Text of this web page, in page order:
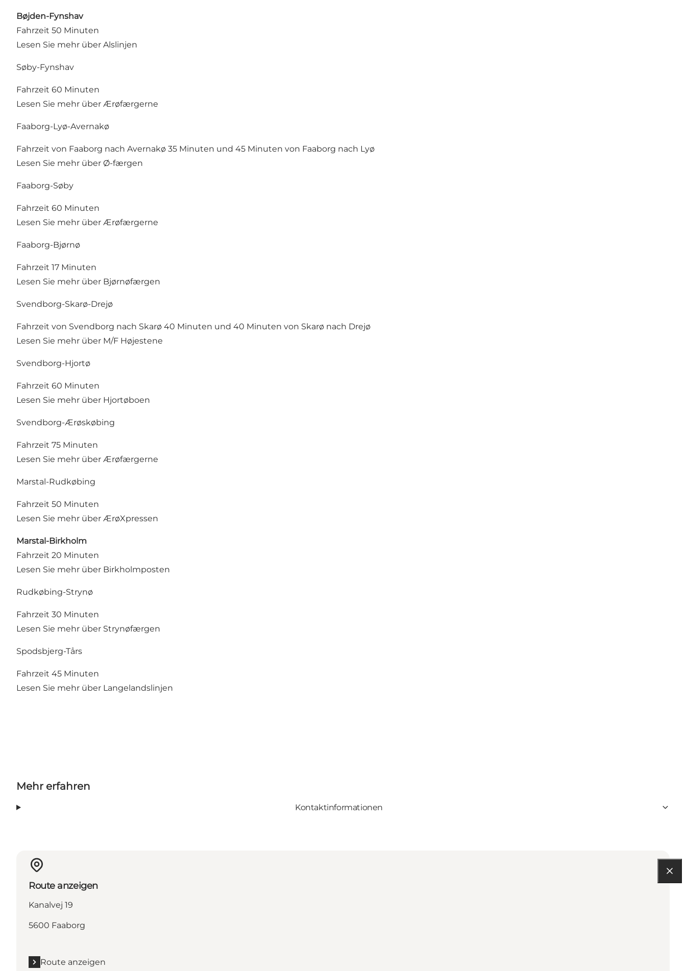
Bøjden-Fynshav
Fahrzeit 50 Minuten
Lesen Sie mehr über Alslinjen
Søby-Fynshav
Fahrzeit 60 Minuten
Lesen Sie mehr über Ærøfærgerne
Faaborg-Lyø-Avernakø
Fahrzeit von Faaborg nach Avernakø 35 Minuten und 45 Minuten von Faaborg nach Lyø
Lesen Sie mehr über Ø-færgen
Faaborg-Søby
Fahrzeit 60 Minuten
Lesen Sie mehr über Ærøfærgerne
Faaborg-Bjørnø
Fahrzeit 17 Minuten
Lesen Sie mehr über Bjørnøfærgen
Svendborg-Skarø-Drejø
Fahrzeit von Svendborg nach Skarø 40 Minuten und 40 Minuten von Skarø nach Drejø
Lesen Sie mehr über M/F Højestene
Svendborg-Hjortø
Fahrzeit 60 Minuten
Lesen Sie mehr über Hjortøboen
Svendborg-Ærøskøbing
Fahrzeit 75 Minuten
Lesen Sie mehr über Ærøfærgerne
Marstal-Rudkøbing
Fahrzeit 50 Minuten
Lesen Sie mehr über ÆrøXpressen
Marstal-Birkholm
Fahrzeit 20 Minuten
Lesen Sie mehr über Birkholmposten
Rudkøbing-Strynø
Fahrzeit 30 Minuten
Lesen Sie mehr über Strynøfærgen
Spodsbjerg-Tårs
Fahrzeit 45 Minuten
Lesen Sie mehr über Langelandslinjen
Mehr erfahren
Kontaktinformationen
Route anzeigen
Kanalvej 19
5600 Faaborg
Route anzeigen